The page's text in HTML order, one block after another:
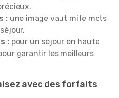
: une image vaut mille mots
: pour un séjour en haute
garantir les meilleurs
avec des forfaits